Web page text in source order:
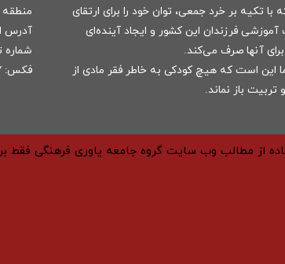
تکیه بر خرد جمعی، توان خود را برای ارتقای
فرزندان این کشور و ایجاد آینده‌ای
آنها صرف می‌کند.
این است که هیچ کودکی به خاطر فقر مادی از
تربیت باز نماند.
منطقه ۳، خیابان کوشا، میدان جوانان، پلاک ۵
آدرس
شماره
فکس: ۲۲۲۲۹۵۷۷-۰۲۱
از مطالب وب سایت گروه جامعه یاوری فرهنگی فقط